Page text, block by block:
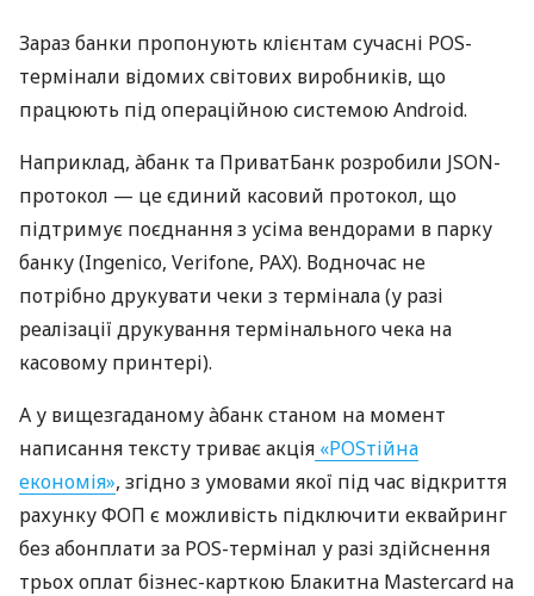
Зараз банки пропонують клієнтам сучасні POS-
термінали відомих світових виробників, що
працюють під операційною системою Android.
Наприклад, àбанк та ПриватБанк розробили JSON-
протокол — це єдиний касовий протокол, що
підтримує поєднання з усіма вендорами в парку
банку (Ingenico, Verifone, PAX). Водночас не
потрібно друкувати чеки з термінала (у разі
реалізації друкування термінального чека на
касовому принтері).
А у вищезгаданому àбанк станом на момент
написання тексту триває акція «POSтійна
економія», згідно з умовами якої під час відкриття
рахунку ФОП є можливість підключити еквайринг
без абонплати за POS-термінал у разі здійснення
трьох оплат бізнес-карткою Блакитна Mastercard на